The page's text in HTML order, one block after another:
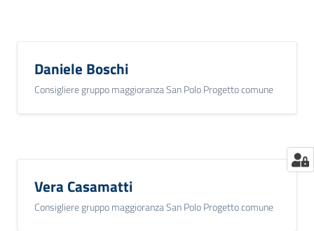
Daniele Boschi
Consigliere gruppo maggioranza San Polo Progetto comune
Vera Casamatti
Consigliere gruppo maggioranza San Polo Progetto comune